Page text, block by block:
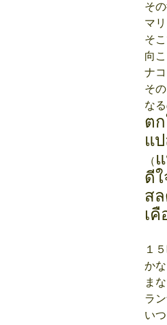
そ
マ
そ
向
ナ
そ
な
ตก
แ
（
ดีใ
ส
เคื
１
か
まな
ラ
い